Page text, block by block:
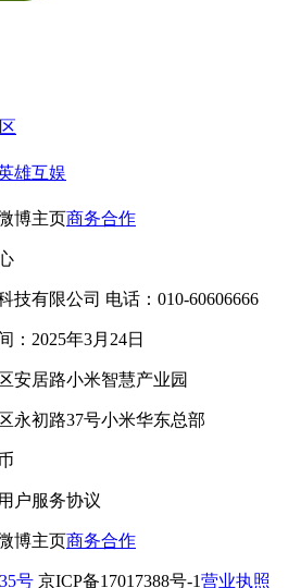
雄互娱
博主页商务合作
技有限公司 电话：010-60606666
：2025年3月24日
安居路小米智慧产业园
永初路37号小米华东总部
用户服务协议
博主页商务合作
号 京ICP备17017388号-1营业执照